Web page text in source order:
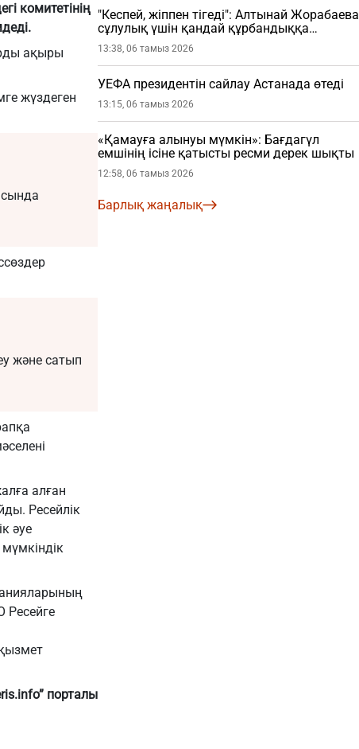
комитетінің
ақыры
жүздеген
және сатып
алған
Ресейлік
әуе
Ресейге
порталы
"Кеспей, жіппен тігеді": Алтынай Жорабаева
сұлулық үшін қандай құрбандыққа
барғанын айтты
13:38, 06 тамыз 2026
УЕФА президентін сайлау Астанада өтеді
13:15, 06 тамыз 2026
«Қамауға алынуы мүмкін»: Бағдагүл
емшінің ісіне қатысты ресми дерек шықты
12:58, 06 тамыз 2026
Барлық жаңалық